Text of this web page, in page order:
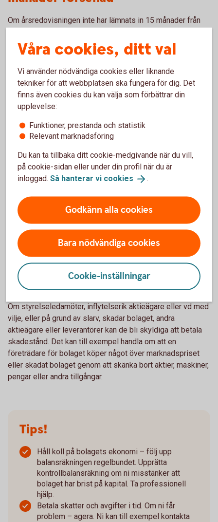
Om årsredovisningen inte har lämnats in 15 månader från
ansvariga för bolagets skulder. Bolaget drabbas dessutom
av höga förseningsavgifter.
Personen har gått i borgen för
bolagets åtaganden
Den sannolikt vanligaste orsaken till att ett personligt
betalningsansvar uppkommer är att företrädare för bolaget
Styrelsen har beslutat om för hög
utdelning
Om bolaget delar ut mer pengar än vad som är tillåtet enligt
aktiebolagslagen kan de som tagit emot utdelningen bli
återbetalningsskyldiga.
Ledningen har fattat beslut som
skadar bolaget
Om styrelseledamöter, inflytelserik aktieägare eller vd med
vilje, eller på grund av slarv, skadar bolaget, andra
aktieägare eller leverantörer kan de bli skyldiga att betala
skadestånd. Det kan till exempel handla om att en
företrädare för bolaget köper något över marknadspriset
eller skadat bolaget genom att skänka bort aktier, maskiner,
pengar eller andra tillgångar.
Tips!
Håll koll på bolagets ekonomi – följ upp
balansräkningen regelbundet. Upprätta
kontrollbalansräkning om ni misstänker att
bolaget har brist på kapital. Ta professionell
hjälp.
Betala skatter och avgifter i tid. Om ni får
problem – agera. Ni kan till exempel kontakta
Våra cookies, ditt val
Vi använder nödvändiga cookies eller liknande
tekniker för att webbplatsen ska fungera för dig. Det
finns även cookies du kan välja som förbättrar din
upplevelse:
Funktioner, prestanda och statistik
Relevant marknadsföring
Du kan ta tillbaka ditt cookie-medgivande när du vill,
på cookie-sidan eller under din profil när du är
inloggad. Så hanterar vi cookies .
Godkänn alla cookies
Bara nödvändiga cookies
Cookie-inställningar